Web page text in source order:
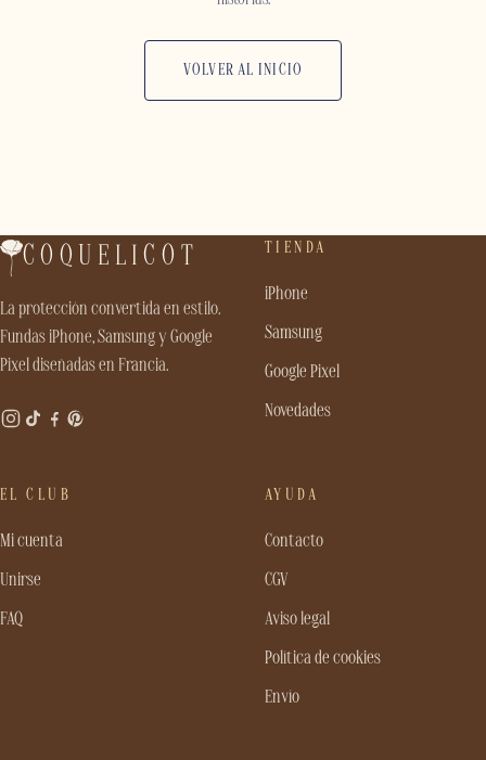
VOLVER AL INICIO
COQUELICOT
La protección convertida en estilo.
Fundas iPhone, Samsung y Google
Pixel diseñadas en Francia.
TIENDA
iPhone
Samsung
Google Pixel
Novedades
EL CLUB
Mi cuenta
Unirse
FAQ
AYUDA
Contacto
CGV
Aviso legal
Política de cookies
Envío